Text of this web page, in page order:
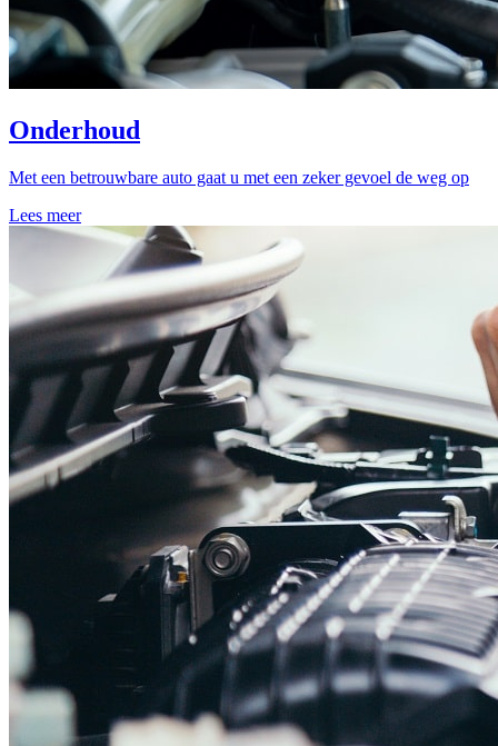
Onderhoud
Met een betrouwbare auto gaat u met een zeker gevoel de weg op
Lees meer